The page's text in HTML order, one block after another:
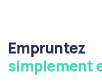
Empruntez
simplement